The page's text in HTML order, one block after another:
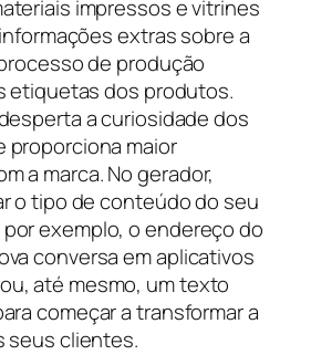
impressos e vitrines
extras sobre a
de produção
etiquetas dos produtos.
a curiosidade dos
proporciona maior
a marca. No gerador,
o tipo de conteúdo do seu
por exemplo, o endereço do
conversa em aplicativos
até mesmo, um texto
começar a transformar a
seus clientes.